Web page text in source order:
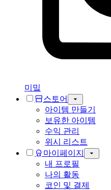
미밐
스토어
아이템 만들기
보유한 아이템
수익 관리
위시 리스트
마이페이지
내 프로필
나의 활동
코인 및 결제